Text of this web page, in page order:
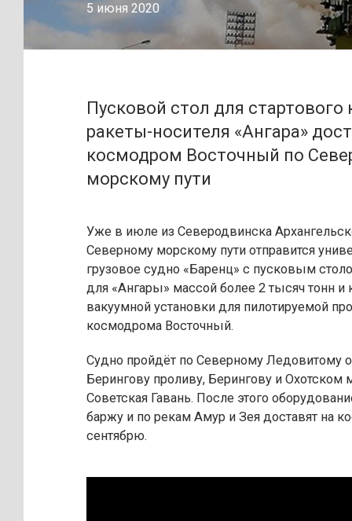
5 июня 2020
Пусковой стол для стартового
ракеты-носителя «Ангара»
космодром Восточный по
морскому пути
Уже в июле из Северодвинска
Северному морскому пути отправится
грузовое судно «Баренц» с пусковым
для «Ангары» массой более 2 тысяч тонн
вакуумной установки для пилотируемой
космодрома Восточный.
Судно пройдёт по Северному Ледовитому
Берингову проливу, Берингову и Охотском
Советская Гавань. После этого
баржу и по рекам Амур и Зея доставят на
сентябрю.